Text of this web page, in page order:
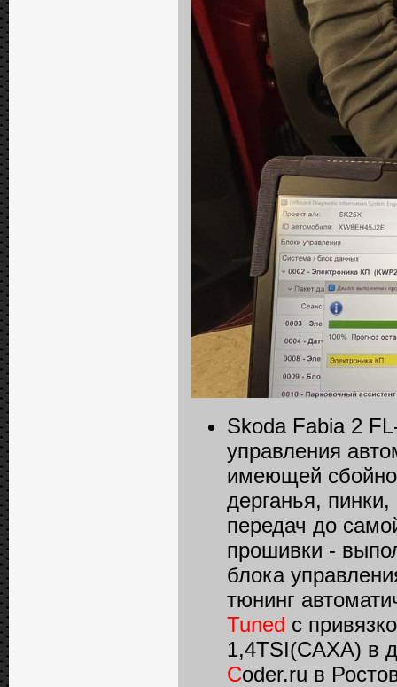
Skoda Fabia 2
управления
имеющей
дерганья,
передач до
прошивки -
блока
тюнинг
Tuned с
1,4TSI(CAXA) в
Coder.ru в